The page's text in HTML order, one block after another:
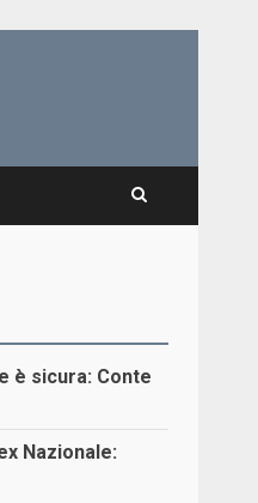
è sicura: Conte
Nazionale: